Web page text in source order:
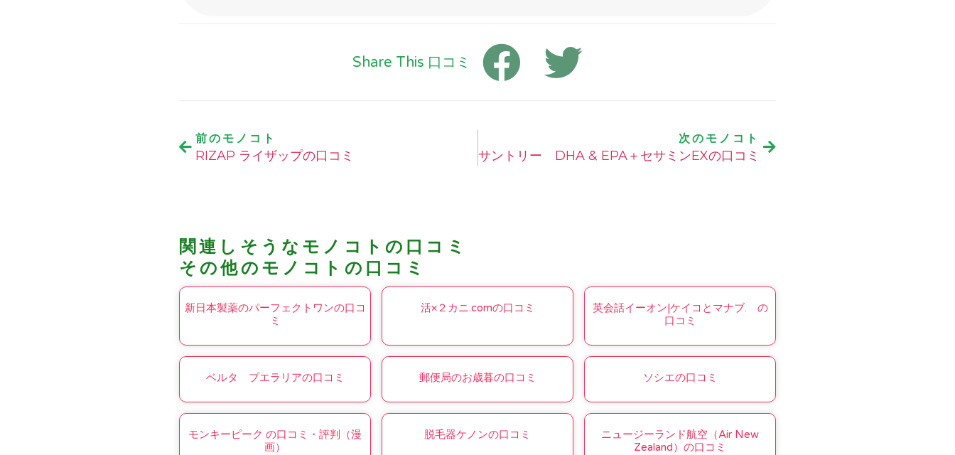
Share This 口コミ
前のモノコト
RIZAP ライザップの口コミ
次のモノコト
サントリー DHA & EPA＋セサミンEXの口コミ
関連しそうなモノコトの口コミ
その他のモノコトの口コミ
新日本製薬のパーフェクトワンの口コ
ミ
活×２カニ.comの口コミ
英会話イーオン|ケイコとマナブ. の
口コミ
ベルタ プエラリアの口コミ 郵便局のお歳暮の口コミ ソシエの口コミ
モンキーピーク の口コミ・評判（漫
画）
脱毛器ケノンの口コミ
ニュージーランド航空（Air New
Zealand）の口コミ